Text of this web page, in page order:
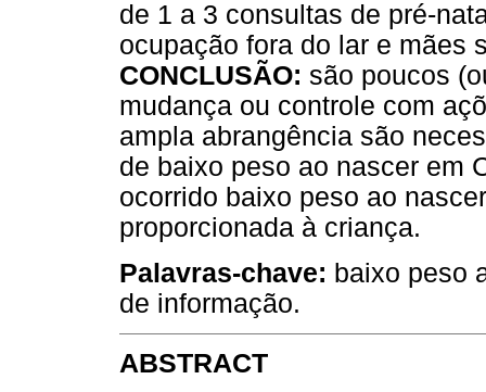
de 1 a 3 consultas de pré-
ocupação fora do lar e mães
CONCLUSÃO: são poucos
mudança ou controle com
ampla abrangência são
de baixo peso ao nascer em
ocorrido baixo peso ao
proporcionada à criança.
Palavras-chave: baixo peso
de informação.
ABSTRACT